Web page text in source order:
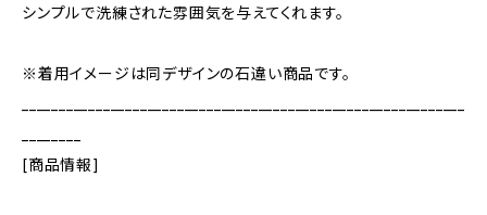
シンプルで洗練された雰囲気を与えてくれます。
※着用イメージは同デザインの石違い商品です。
[商品情報]